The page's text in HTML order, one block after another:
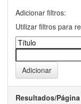
Adicionar filtros:
Utilizar filtros para
Resultados/Página